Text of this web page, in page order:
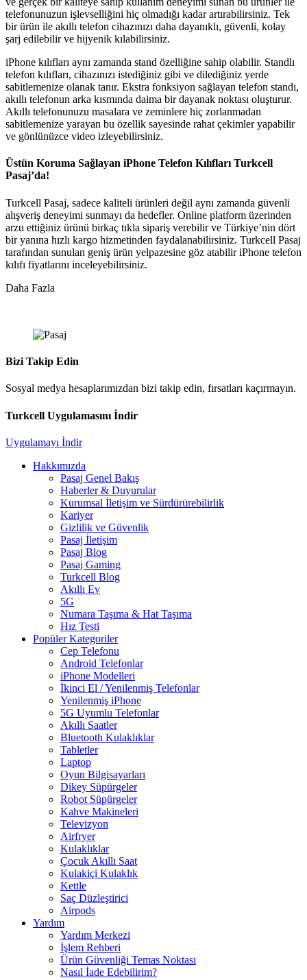
telefonunuzun işlevselliğini hiç olmadığı kadar artırabilirsiniz. Tek
bir ürün ile akıllı telefon cihazınızı daha dayanıklı, güvenli, kolay
şarj edilebilir ve hijyenik kılabilirsiniz.
iPhone kılıfları aynı zamanda stand özelliğine sahip olabilir. Standlı
telefon kılıfları, cihazınızı istediğiniz gibi ve dilediğiniz yerde
sabitlemenize olanak tanır. Ekstra fonksiyon sağlayan telefon standı,
akıllı telefonun arka kısmında daima bir dayanak noktası oluşturur.
Akıllı telefonunuzu masalara ve zeminlere hiç zorlanmadan
sabitlemenize yarayan bu özellik sayesinde rahat çekimler yapabilir
ve gönlünüzce video izleyebilirsiniz.
Üstün Koruma Sağlayan iPhone Telefon Kılıfları Turkcell
Pasaj’da!
Turkcell Pasaj, sadece kaliteli ürünleri değil aynı zamanda güvenli
alışveriş deneyimi sunmayı da hedefler. Online platform üzerinden
arzu ettiğiniz ürünü birkaç tıkla sipariş verebilir ve Türkiye’nin dört
bir yanına hızlı kargo hizmetinden faydalanabilirsiniz. Turkcell Pasaj
tarafından sunulan geniş ürün yelpazesine göz atabilir iPhone telefon
kılıfı fiyatlarını inceleyebilirsiniz.
Daha Fazla
Bizi Takip Edin
Sosyal medya hesaplarımızdan bizi takip edin, fırsatları kaçırmayın.
Turkcell Uygulamasını İndir
Uygulamayı İndir
Hakkımızda
Pasaj Genel Bakış
Haberler & Duyurular
Kurumsal İletişim ve Sürdürürebilirlik
Kariyer
Gizlilik ve Güvenlik
Pasaj İletişim
Pasaj Blog
Pasaj Gaming
Turkcell Blog
Akıllı Ev
5G
Numara Taşıma & Hat Taşıma
Hız Testi
Popüler Kategoriler
Cep Telefonu
Android Telefonlar
iPhone Modelleri
İkinci El / Yenilenmiş Telefonlar
Yenilenmiş iPhone
5G Uyumlu Telefonlar
Akıllı Saatler
Bluetooth Kulaklıklar
Tabletler
Laptop
Oyun Bilgisayarları
Dikey Süpürgeler
Robot Süpürgeler
Kahve Makineleri
Televizyon
Airfryer
Kulaklıklar
Çocuk Akıllı Saat
Kulakiçi Kulaklık
Kettle
Saç Düzleştirici
Airpods
Yardım
Yardım Merkezi
İşlem Rehberi
Ürün Güvenliği Temas Noktası
Nasıl İade Edebilirim?